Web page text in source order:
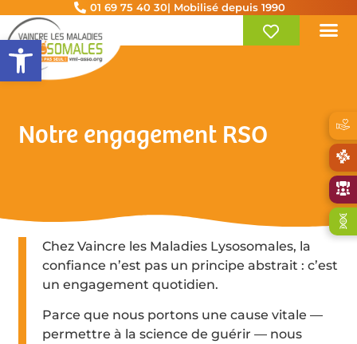
Ouvrir la barre d’outils
01 69 75 40 30| Mobilisé depuis 1990
Notre engagement RSO
Chez Vaincre les Maladies Lysosomales, la
confiance n’est pas un principe abstrait : c’est
un engagement quotidien.
Parce que nous portons une cause vitale —
permettre à la science de guérir — nous